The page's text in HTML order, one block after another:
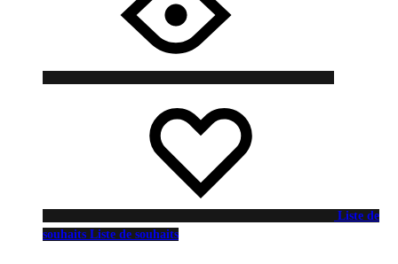
Liste de
souhaits Liste de souhaits